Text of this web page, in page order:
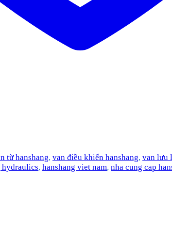
từ hanshang, van điều khiển hanshang, van lưu
hydraulics, hanshang viet nam, nha cung cap